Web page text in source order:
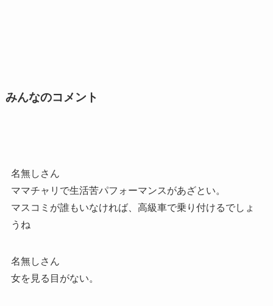
みんなのコメント
名無しさん
ママチャリで生活苦パフォーマンスがあざとい。
マスコミが誰もいなければ、高級車で乗り付けるでしょ
うね
名無しさん
女を見る目がない。